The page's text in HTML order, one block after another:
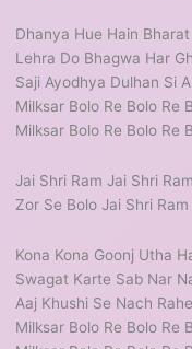
Dhanya Hue Hain
Lehra Do Bhagwa Har
Saji Ayodhya Dulhan Si
Milksar Bolo Re Bolo Re
Milksar Bolo Re Bolo Re
Jai Shri Ram Jai Shri Ram
Zor Se Bolo Jai Shri Ram
Kona Kona Goonj Utha
Swagat Karte Sab Nar
Aaj Khushi Se Nach
Milksar Bolo Re Bolo Re